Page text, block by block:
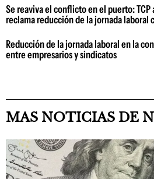
Se reaviva el conflicto en el puerto:
reclama reducción de la jornada laboral
Reducción de la jornada laboral en la
entre empresarios y sindicatos
MAS NOTICIAS DE